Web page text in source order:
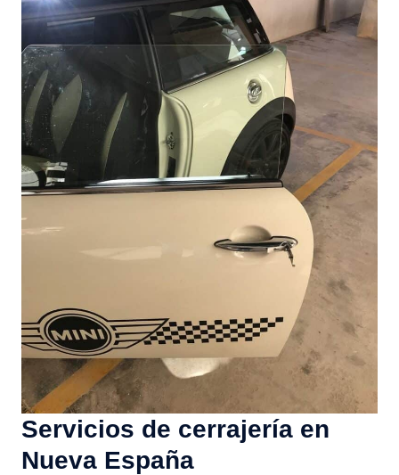
Servicios de cerrajería en
Nueva España